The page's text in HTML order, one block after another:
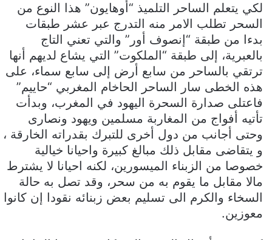
لكي يتعلم الساحر التلميذ “أوهايون” هذا النوع من
السحر تطلب الامر منه التدرج عبر عشر طبقات
بدءا من طبقة “إنصوف أور” والتي تعني التاج
بالعبرية، إلى طبقة “الملكوت” التي يشاع لديهم أنها
ترتقي بالساحر من سابع أرض إلى سابع سماء، على
هذه الخطى سار الساحر الحاخام المغربي “حاييم”
فاعتلى صدارة السحرة اليهود في المغرب، وبدأت
تأتيه أفواج من المغاربة مسلمين ويهود ونصارى
وحتى أجانب من دول أخرى للتبرك بقدراته الخارقة ،
و يتقاضى مقابل ذلك مبالغ كبيرة واحيانا خيالية
خصوصا من الزبناء الميسورين، لكنه احيانا لا يشترط
مالا مقابل ما يقوم به من سحر، وقد تصل به حالة
السخاء والكرم الى تسليم بعض زبنائه نقودا إن كانوا
معوزين.